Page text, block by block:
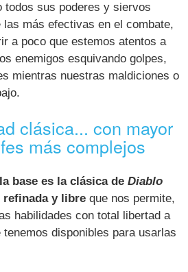
todos sus poderes y siervos
las más efectivas en el combate,
a poco que estemos atentos a
enemigos esquivando golpes,
mientras nuestras maldiciones o
clásica... con mayor
más complejos
la base es la clásica deDiablo
refinada y libre que nos permite,
habilidades con total libertad a
disponibles para usarlas